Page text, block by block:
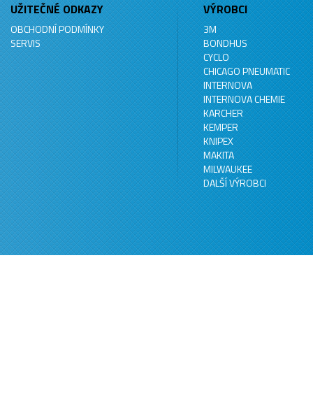
UŽITEČNÉ ODKAZY
OBCHODNÍ PODMÍNKY
SERVIS
VÝROBCI
3M
BONDHUS
CYCLO
CHICAGO PNEUMATIC
INTERNOVA
INTERNOVA CHEMIE
KARCHER
KEMPER
KNIPEX
MAKITA
MILWAUKEE
DALŠÍ VÝROBCI